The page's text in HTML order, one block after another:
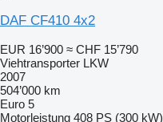
DAF CF410 4x2
EUR 16’900 ≈ CHF 15’790
Viehtransporter LKW
2007
504’000 km
Euro 5
Motorleistung 408 PS (300 kW)